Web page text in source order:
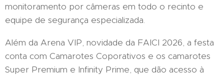
monitoramento por câmeras em todo o recinto e
equipe de segurança especializada.
Além da Arena VIP, novidade da FAICI 2026, a festa
conta com Camarotes Coporativos e os camarotes
Super Premium e Infinity Prime, que dão acesso à